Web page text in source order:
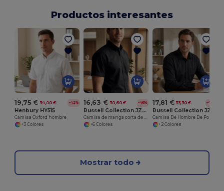
Productos interesantes
19,75 € 34,00 € -42%
Henbury HY515
Camisa Oxford hombre
+3 Colores
16,63 € 30,60 € -46%
Russell Collection JZ933
+6 Colores
17,81 € 33,30 € -47%
+2 Colores
Mostrar todo